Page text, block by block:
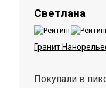
Светлана
Гранит
Покупали в